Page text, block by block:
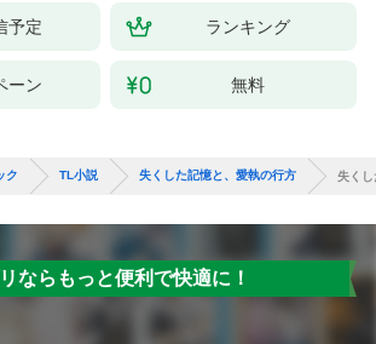
予定 ランキング
ーン 無料
ク TL小説 失くした記憶と、愛執の行方 失くし
ならもっと便利で快適に！